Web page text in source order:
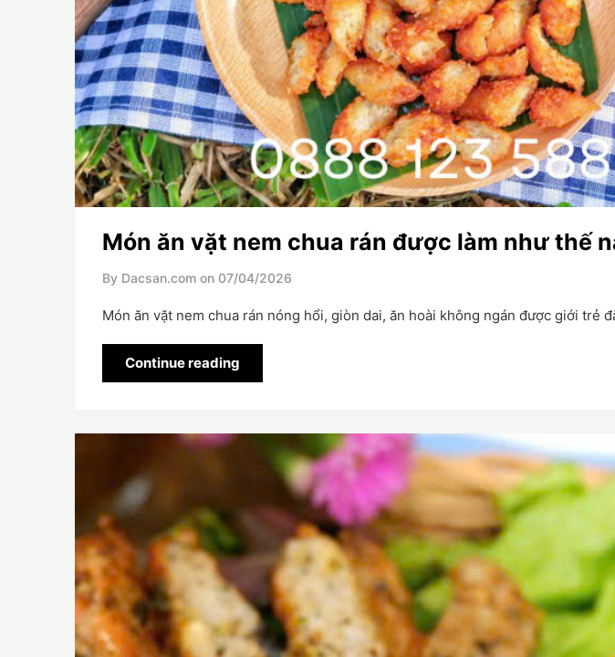
Món ăn vặt nem chua rán được làm như thế
By Dacsan.com on 07/04/2026
Món ăn vặt nem chua rán nóng hổi, giòn dai, ăn hoài không ngán được giới trẻ
Continue reading